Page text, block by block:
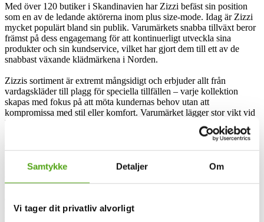
Samtykke Detaljer Om
Vi tager dit privatliv alvorligt
Med över 120 butiker i Skandinavien har Zizzi befäst sin position
som en av de ledande aktörerna inom plus size-mode. Idag är Zizzi
mycket populärt bland sin publik. Varumärkets snabba tillväxt beror
främst på dess engagemang för att kontinuerligt utveckla sina
produkter och sin kundservice, vilket har gjort dem till ett av de
snabbast växande klädmärkena i Norden.
Zizzis sortiment är extremt mångsidigt och erbjuder allt från
vardagskläder till plagg för speciella tillfällen – varje kollektion
skapas med fokus på att möta kundernas behov utan att
kompromissa med stil eller komfort. Varumärket lägger stor vikt vid
både design och materialval, vilket endast är ytterligare ett tecken på
hur viktigt det är för dem att du ska känna dig bekväm oavsett vad
Dessutom vill Zizzi, både online och i sina fysiska butiker, ge dig
och professionell service. I butikerna hittar du unika interiörer som
samtidigt som de naturligtvis också är mysiga för dig. Tack vare